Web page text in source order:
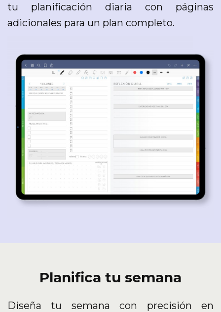
tu planificación diaria con páginas
adicionales para un plan completo.
Planifica tu semana
Diseña tu semana con precisión en